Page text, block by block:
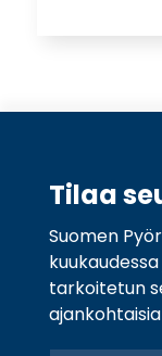
Tilaa
Suomen
tarkoitetun